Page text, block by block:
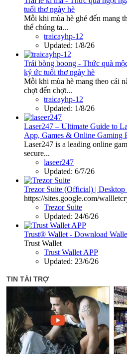
tuổi thơ ngày hè
Mỗi khi mùa hè ghé đến mang
thể chúng ta...
traicayhp-12
Updated: 1/8/26
Trái bòng boong - Thức quà
ký ức tuổi thơ ngày hè
Mỗi khi mùa hè mang theo cái
chợt đến chợt...
traicayhp-12
Updated: 1/8/26
Laser247 – Ultimate Guide to
App, Games & Online Gaming
Laser247 is a leading online
secure...
laseer247
Updated: 6/7/26
Trezor Suite (Official) |
https://sites.google.com/
Trezor Suite
Updated: 24/6/26
Trust® Wallet - Download
Trust Wallet
Trust Wallet APP
Updated: 23/6/26